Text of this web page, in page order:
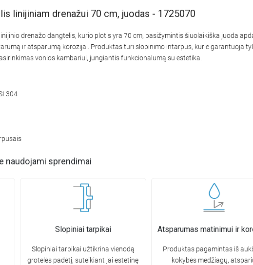
linijiniam drenažui 70 cm, juodas - 1725070
drenažo dangtelis, kurio plotis yra 70 cm, pasižymintis šiuolaikiška juoda
ir atsparumą korozijai. Produktas turi slopinimo intarpus, kurie garantuoja
vonios kambariui, jungiantis funkcionalumą su estetika.
304
naudojami sprendimai
Slopiniai tarpikai
Slopiniai tarpikai užtikrina vienodą
grotelės padėtį, suteikiant jai estetinę
Atsparumas matinimui ir
Produktas pagamintas iš
kokybės medžiagų,